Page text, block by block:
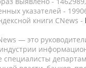
указателей -
книги CNews -
— это
специалисты